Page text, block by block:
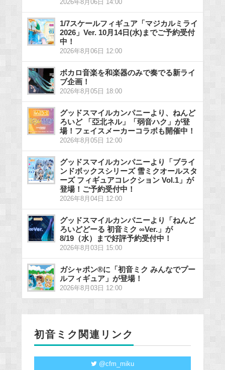
2026年8月06日 14:00
1/7スケールフィギュア「マジカルミライ
2026」Ver. 10月14日(水)までご予約受付
中！
2026年8月06日 12:00
ボカロ音楽を和楽器のみで奏でる新ライ
ブ企画！
2026年8月05日 18:00
グッドスマイルカンパニーより、ねんど
ろいど 「亞北ネル」「弱音ハク」が登
場！フェイスメーカーコラボも開催中！
2026年8月05日 12:00
グッドスマイルカンパニーより「ブライ
ンドボックスシリーズ 雪ミクオールスタ
ーズ フィギュアコレクション Vol.1」が
登場！ご予約受付中！
2026年8月04日 12:00
グッドスマイルカンパニーより「ねんど
ろいどどーる 初音ミク ∞Ver.」が
8/19（水）まで好評予約受付中！
2026年8月03日 15:00
ガシャポン®に「初音ミク みんなでプー
ルフィギュア」が登場！
2026年8月03日 12:00
初音ミク関連リンク
@cfm_miku